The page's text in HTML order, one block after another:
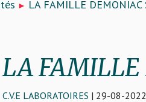
LA FAMILLE DEMONIAC
LA FAMILLE
C.V.E LABORATOIRES | 29-08-2022